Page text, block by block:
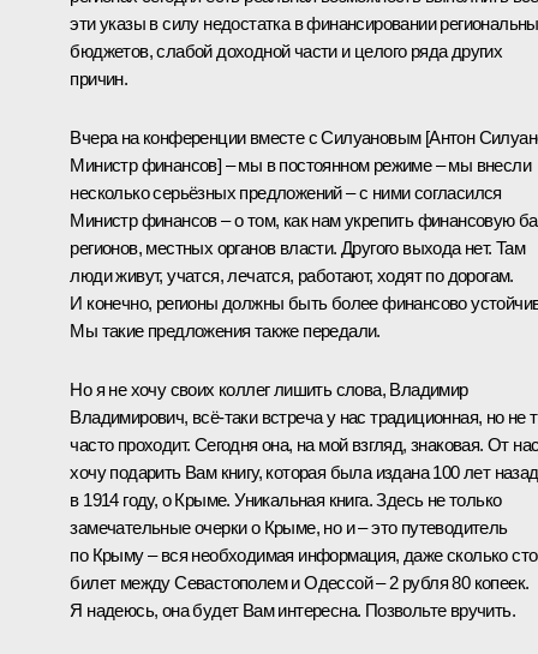
эти указы в силу недостатка в финансировании
бюджетов, слабой доходной части и целого ряда других
причин.
Вчера на конференции вместе с Силуановым [Антон
Министр финансов] – мы в постоянном режиме – мы внесли
несколько серьёзных предложений – с ними согласился
Министр финансов – о том, как нам укрепить финансовую
регионов, местных органов власти. Другого выхода нет. Там
люди живут, учатся, лечатся, работают, ходят по дорогам.
И конечно, регионы должны быть более финансово
Мы такие предложения также передали.
Но я не хочу своих коллег лишить слова, Владимир
Владимирович, всё‑таки встреча у нас традиционная, но не
часто проходит. Сегодня она, на мой взгляд, знаковая. От
хочу подарить Вам книгу, которая была издана 100 лет
в 1914 году, о Крыме. Уникальная книга. Здесь не только
замечательные очерки о Крыме, но и – это путеводитель
по Крыму – вся необходимая информация, даже сколько
билет между Севастополем и Одессой – 2 рубля 80 копеек.
Я надеюсь, она будет Вам интересна. Позвольте вручить.